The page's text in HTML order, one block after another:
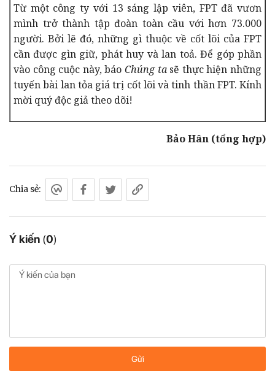
Từ một công ty với 13 sáng lập viên, FPT đã vươn
mình trở thành tập đoàn toàn cầu với hơn 73.000
người. Bởi lẽ đó, những gì thuộc về cốt lõi của FPT
cần được gìn giữ, phát huy và lan toả. Để góp phần
vào công cuộc này, báo Chúng tasẽ thực hiện những
tuyến bài lan tỏa giá trị cốt lõi và tinh thần FPT. Kính
mời quý độc giả theo dõi!
Bảo Hân (tổng hợp)
Ý kiến (0)
Chia sẻ:
Gửi